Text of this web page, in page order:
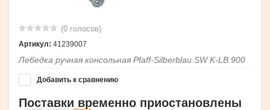
(0 голосов)
Артикул: 41239007
Лебедка ручная консольная Pfaff-Silberblau SW K-LB 900
Добавить к сравнению
Поставки временно приостановлены